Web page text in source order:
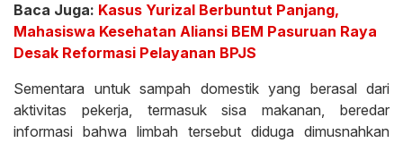
Baca Juga: Kasus Yurizal Berbuntut Panjang,
Mahasiswa Kesehatan Aliansi BEM Pasuruan Raya
Desak Reformasi Pelayanan BPJS
Sementara untuk sampah domestik yang berasal dari
aktivitas pekerja, termasuk sisa makanan, beredar
informasi bahwa limbah tersebut diduga dimusnahkan